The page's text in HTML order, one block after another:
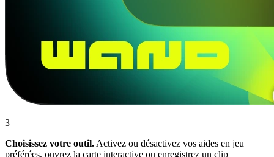
3
Choisissez votre outil. Activez ou désactivez vos aides en jeu
préférées, ouvrez la carte interactive ou enregistrez un clip